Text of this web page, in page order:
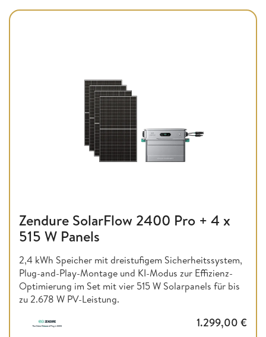
Zendure SolarFlow 2400 Pro + 4 x
515 W Panels
2,4 kWh Speicher mit dreistufigem Sicherheitssystem,
Plug-and-Play-Montage und KI-Modus zur Effizienz-
Optimierung im Set mit vier 515 W Solarpanels für bis
zu 2.678 W PV-Leistung.
1.299,00 €